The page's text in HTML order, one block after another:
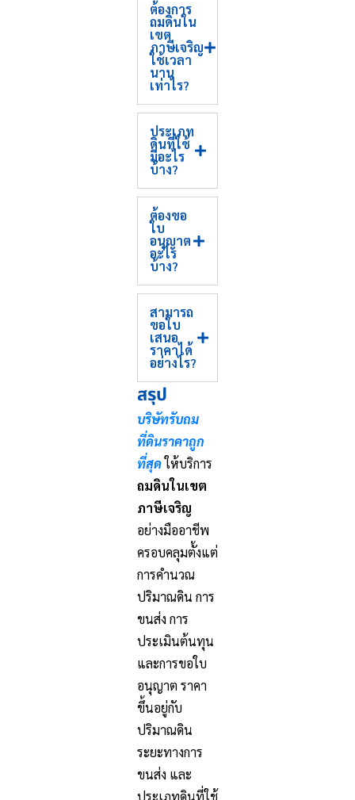
ต้องการ
ถมดินใน
เขต
ภาษีเจริญ
ใช้เวลา
นาน
เท่าไร?
ประเภท
ดินที่ใช้
มีอะไร
บ้าง?
ต้องขอ
ใบ
อนุญาต
อะไร
บ้าง?
สามารถ
ขอใบ
เสนอ
ราคาได้
อย่างไร?
สรุป
บริษัทรับถม
ที่ดินราคาถูก
ที่สุดให้บริการ
ถมดินในเขต
ภาษีเจริญ
อย่างมืออาชีพ
ครอบคลุมตั้งแต่
การคำนวณ
ปริมาณดิน การ
ขนส่ง การ
ประเมินต้นทุน
และการขอใบ
อนุญาต ราคา
ขึ้นอยู่กับ
ปริมาณดิน
ระยะทางการ
ขนส่ง และ
ประเภทดินที่ใช้